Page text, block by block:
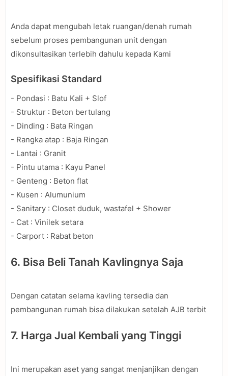
Anda dapat mengubah letak ruangan/denah rumah
sebelum proses pembangunan unit dengan
dikonsultasikan terlebih dahulu kepada Kami
Spesifikasi Standard
- Pondasi : Batu Kali + Slof
- Struktur : Beton bertulang
- Dinding : Bata Ringan
- Rangka atap : Baja Ringan
- Lantai : Granit
- Pintu utama : Kayu Panel
- Genteng : Beton flat
- Kusen : Alumunium
- Sanitary : Closet duduk, wastafel + Shower
- Cat : Vinilek setara
- Carport : Rabat beton
6. Bisa Beli Tanah Kavlingnya Saja
Dengan catatan selama kavling tersedia dan
pembangunan rumah bisa dilakukan setelah AJB terbit
7. Harga Jual Kembali yang Tinggi
Ini merupakan aset yang sangat menjanjikan dengan